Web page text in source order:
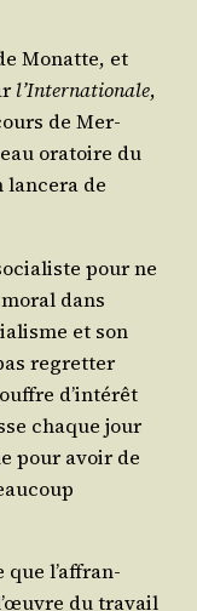
Monatte, et
l’In­ter­na­tio­nale,
de Mer­
ora­toire du
lan­ce­ra de
pour ne
dans
et son
regret­ter
d’in­té­rêt
chaque jour
pour avoir de
que l’af­fran­
du tra­vail